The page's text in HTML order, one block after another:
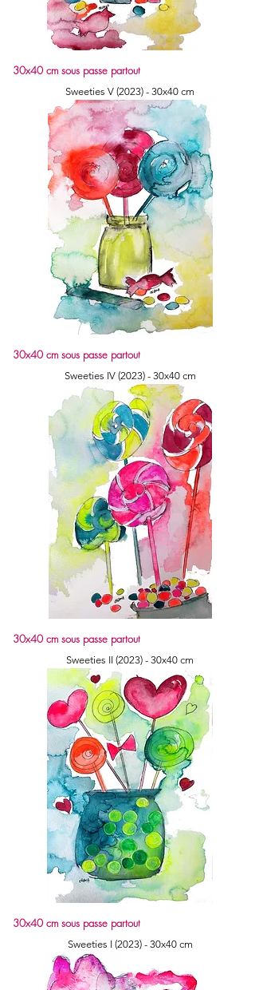
30x40 cm sous passe partout
Sweeties V (2023) - 30x40 cm
30x40 cm sous passe partout
Sweeties IV (2023) - 30x40 cm
30x40 cm sous passe partout
Sweeties II (2023) - 30x40 cm
30x40 cm sous passe partout
Sweeties I (2023) - 30x40 cm